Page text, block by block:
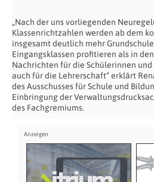
„Nach der uns vorliegenden
Klassenrichtzahlen werden ab dem
insgesamt deutlich mehr
Eingangsklassen profitieren als in
Nachrichten für die Schülerinnen und
auch für die Lehrerschaft“ erklärt
des Ausschusses für Schule und
Einbringung der
des Fachgremiums.